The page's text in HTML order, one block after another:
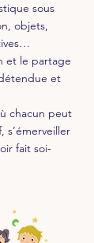
sous
objets,
et le partage
et
chacun peut
s’émerveiller
fait soi-